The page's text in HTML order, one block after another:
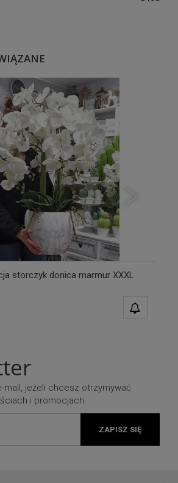
storczyk donica marmur XXXL
mail, jeżeli chcesz otrzymywać
i promocjach.
ZAPISZ SIĘ